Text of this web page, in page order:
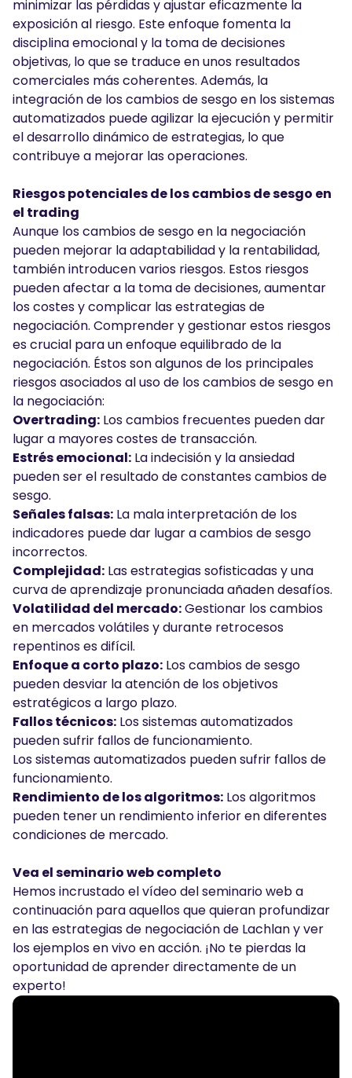
minimizar las pérdidas y ajustar eficazmente la
exposición al riesgo. Este enfoque fomenta la
disciplina emocional y la toma de decisiones
objetivas, lo que se traduce en unos resultados
comerciales más coherentes. Además, la
integración de los cambios de sesgo en los sistemas
automatizados puede agilizar la ejecución y permitir
el desarrollo dinámico de estrategias, lo que
contribuye a mejorar las operaciones.
Riesgos potenciales de los cambios de sesgo en
el trading
Aunque los cambios de sesgo en la negociación
pueden mejorar la adaptabilidad y la rentabilidad,
también introducen varios riesgos. Estos riesgos
pueden afectar a la toma de decisiones, aumentar
los costes y complicar las estrategias de
negociación. Comprender y gestionar estos riesgos
es crucial para un enfoque equilibrado de la
negociación. Éstos son algunos de los principales
riesgos asociados al uso de los cambios de sesgo en
la negociación:
Overtrading: Los cambios frecuentes pueden dar
lugar a mayores costes de transacción.
Estrés emocional: La indecisión y la ansiedad
pueden ser el resultado de constantes cambios de
sesgo.
Señales falsas: La mala interpretación de los
indicadores puede dar lugar a cambios de sesgo
incorrectos.
Complejidad: Las estrategias sofisticadas y una
curva de aprendizaje pronunciada añaden desafíos.
Volatilidad del mercado:Gestionar los cambios
en mercados volátiles y durante retrocesos
repentinos es difícil.
Enfoque a corto plazo: Los cambios de sesgo
pueden desviar la atención de los objetivos
estratégicos a largo plazo.
Fallos técnicos: Los sistemas automatizados
pueden sufrir fallos de funcionamiento.
Los sistemas automatizados pueden sufrir fallos de
funcionamiento.
Rendimiento de los algoritmos: Los algoritmos
pueden tener un rendimiento inferior en diferentes
condiciones de mercado.
Vea el seminario web completo
Hemos incrustado el vídeo del seminario web a
continuación para aquellos que quieran profundizar
en las estrategias de negociación de Lachlan y ver
los ejemplos en vivo en acción. ¡No te pierdas la
oportunidad de aprender directamente de un
experto!